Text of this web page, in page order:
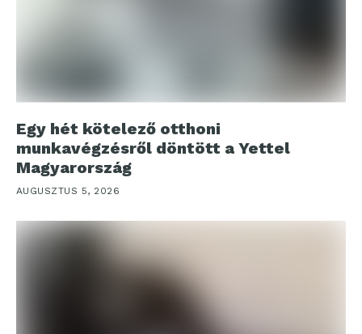
Egy hét kötelező otthoni
munkavégzésről döntött a Yettel
Magyarország
AUGUSZTUS 5, 2026